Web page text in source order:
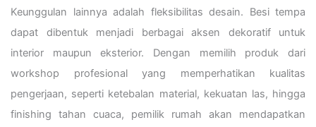
Keunggulan lainnya adalah fleksibilitas desain. Besi tempa
dapat dibentuk menjadi berbagai aksen dekoratif untuk
interior maupun eksterior. Dengan memilih produk dari
workshop profesional yang memperhatikan kualitas
pengerjaan, seperti ketebalan material, kekuatan las, hingga
finishing tahan cuaca, pemilik rumah akan mendapatkan